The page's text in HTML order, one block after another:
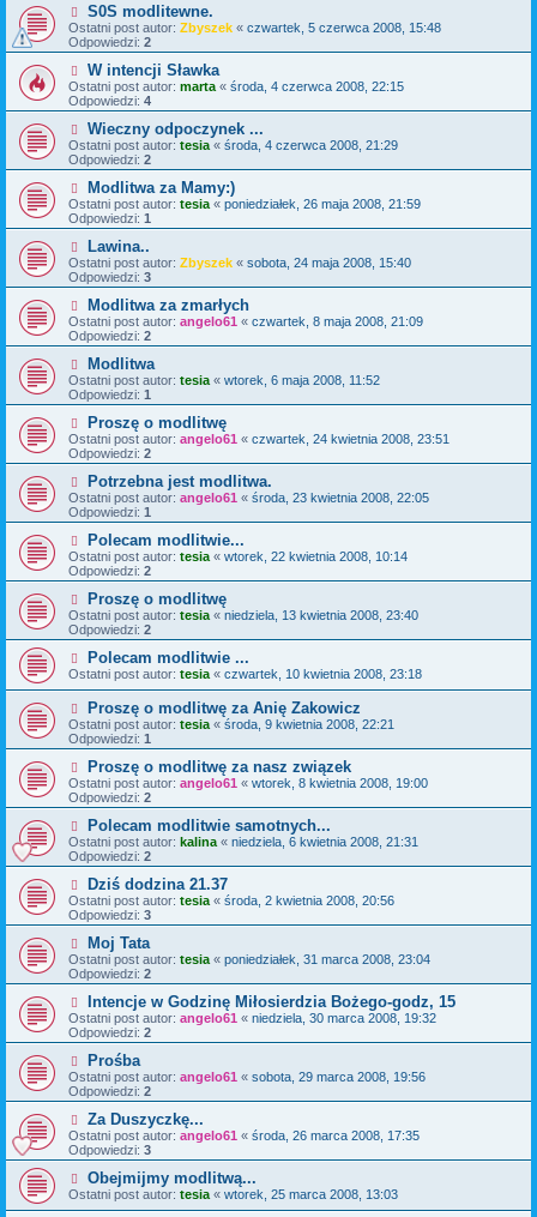
S0S modlitewne.
Ostatni post autor: Zbyszek « czwartek, 5 czerwca 2008, 15:48
Odpowiedzi: 2
W intencji Sławka
Ostatni post autor: marta « środa, 4 czerwca 2008, 22:15
Odpowiedzi: 4
Wieczny odpoczynek ...
Ostatni post autor: tesia « środa, 4 czerwca 2008, 21:29
Odpowiedzi: 2
Modlitwa za Mamy:)
Ostatni post autor: tesia « poniedziałek, 26 maja 2008, 21:59
Odpowiedzi: 1
Lawina..
Ostatni post autor: Zbyszek « sobota, 24 maja 2008, 15:40
Odpowiedzi: 3
Modlitwa za zmarłych
Ostatni post autor: angelo61 « czwartek, 8 maja 2008, 21:09
Odpowiedzi: 2
Modlitwa
Ostatni post autor: tesia « wtorek, 6 maja 2008, 11:52
Odpowiedzi: 1
Proszę o modlitwę
Ostatni post autor: angelo61 « czwartek, 24 kwietnia 2008, 23:51
Odpowiedzi: 2
Potrzebna jest modlitwa.
Ostatni post autor: angelo61 « środa, 23 kwietnia 2008, 22:05
Odpowiedzi: 1
Polecam modlitwie...
Ostatni post autor: tesia « wtorek, 22 kwietnia 2008, 10:14
Odpowiedzi: 2
Proszę o modlitwę
Ostatni post autor: tesia « niedziela, 13 kwietnia 2008, 23:40
Odpowiedzi: 2
Polecam modlitwie ...
Ostatni post autor: tesia « czwartek, 10 kwietnia 2008, 23:18
Proszę o modlitwę za Anię Zakowicz
Ostatni post autor: tesia « środa, 9 kwietnia 2008, 22:21
Odpowiedzi: 1
Proszę o modlitwę za nasz związek
Ostatni post autor: angelo61 « wtorek, 8 kwietnia 2008, 19:00
Odpowiedzi: 2
Polecam modlitwie samotnych...
Ostatni post autor: kalina « niedziela, 6 kwietnia 2008, 21:31
Odpowiedzi: 2
Dziś dodzina 21.37
Ostatni post autor: tesia « środa, 2 kwietnia 2008, 20:56
Odpowiedzi: 3
Moj Tata
Ostatni post autor: tesia « poniedziałek, 31 marca 2008, 23:04
Odpowiedzi: 2
Intencje w Godzinę Miłosierdzia Bożego-godz, 15
Ostatni post autor: angelo61 « niedziela, 30 marca 2008, 19:32
Odpowiedzi: 2
Prośba
Ostatni post autor: angelo61 « sobota, 29 marca 2008, 19:56
Odpowiedzi: 2
Za Duszyczkę...
Ostatni post autor: angelo61 « środa, 26 marca 2008, 17:35
Odpowiedzi: 3
Obejmijmy modlitwą...
Ostatni post autor: tesia « wtorek, 25 marca 2008, 13:03